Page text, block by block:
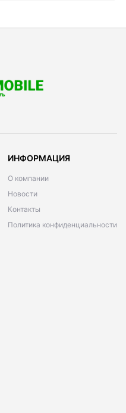
ИНФОРМАЦИЯ
О компании
Новости
Контакты
Политика конфиденциальности